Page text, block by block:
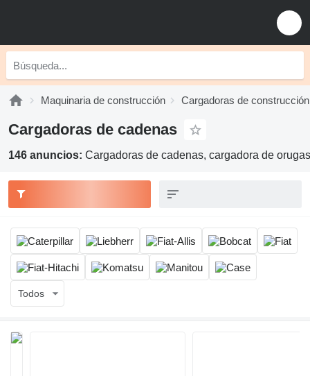
Maquinaria de construcción Cargadoras de construcción
Cargadoras de cadenas
146 anuncios: Cargadoras de cadenas, cargadora de
Todos